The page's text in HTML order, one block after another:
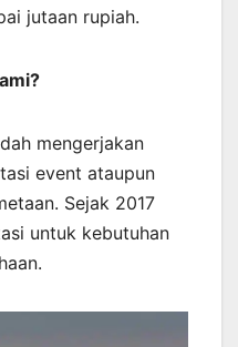
jutaan rupiah.
mengerjakan
event ataupun
Sejak 2017
untuk kebutuhan